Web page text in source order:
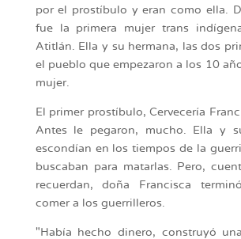
por el prostíbulo y eran como ella.
fue la primera mujer trans
Atitlán. Ella y su hermana, las dos
el pueblo que empezaron a los 10
mujer.
El primer prostíbulo, Cervecería
Antes le pegaron, mucho. Ella y
escondían en los tiempos de la
buscaban para matarlas. Pero,
recuerdan, doña Francisca
comer a los guerrilleros.
"Había hecho dinero, construyó